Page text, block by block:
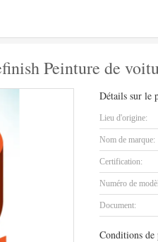
Peinture de
Détails sur le
Lieu d'origine:
Nom de marque:
Certification:
Numéro de
Document:
Conditions de